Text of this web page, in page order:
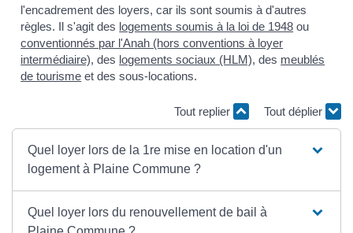
l'encadrement des loyers, car ils sont soumis à d'autres
règles. Il s'agit des logements soumis à la loi de 1948 ou
conventionnés par l'Anah (hors conventions à loyer
intermédiaire), des logements sociaux (HLM), des meublés
de tourisme et des sous-locations.
Tout replier Tout déplier
Quel loyer lors de la 1re mise en location d'un
logement à Plaine Commune ?
Quel loyer lors du renouvellement de bail à